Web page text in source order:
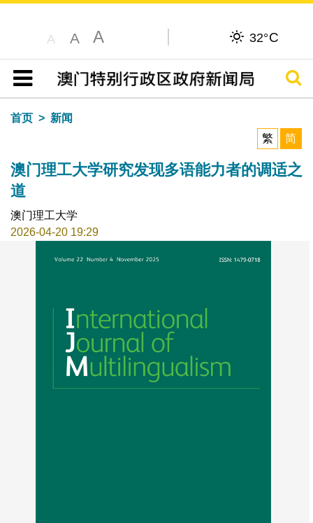
A A A 32°C
目录
搜寻
首页
新闻
繁
简
澳门理工大学研究发现多语能力者的调适之
道
澳门理工大学
2026-04-20 19:29